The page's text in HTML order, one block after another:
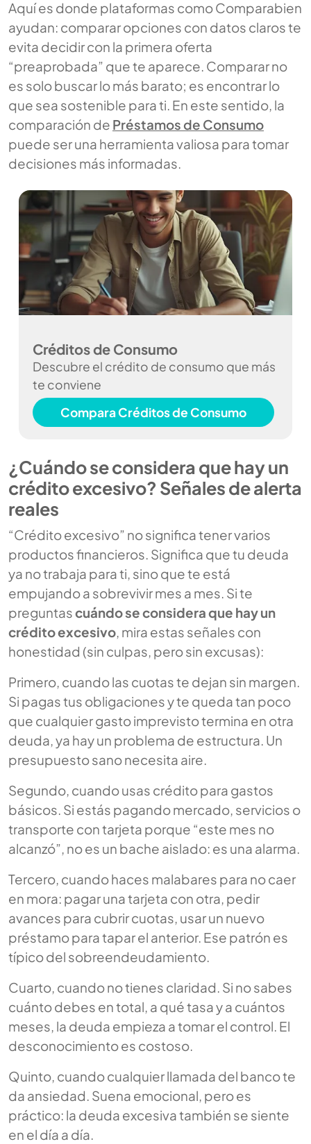
Aquí es donde plataformas como Comparabien
ayudan: comparar opciones con datos claros te
evita decidir con la primera oferta
“preaprobada” que te aparece. Comparar no
es solo buscar lo más barato; es encontrar lo
que sea sostenible para ti. En este sentido, la
comparación de Préstamos de Consumo
puede ser una herramienta valiosa para tomar
decisiones más informadas.
Créditos de Consumo
Descubre el crédito de consumo que más
te conviene
Compara Créditos de Consumo
¿Cuándo se considera que hay un
crédito excesivo? Señales de alerta
reales
“Crédito excesivo” no significa tener varios
productos financieros. Significa que tu deuda
ya no trabaja para ti, sino que te está
empujando a sobrevivir mes a mes. Si te
preguntascuándo se considera que hay un
crédito excesivo, mira estas señales con
honestidad (sin culpas, pero sin excusas):
Primero, cuando las cuotas te dejan sin margen.
Si pagas tus obligaciones y te queda tan poco
que cualquier gasto imprevisto termina en otra
deuda, ya hay un problema de estructura. Un
presupuesto sano necesita aire.
Segundo, cuando usas crédito para gastos
básicos. Si estás pagando mercado, servicios o
transporte con tarjeta porque “este mes no
alcanzó”, no es un bache aislado: es una alarma.
Tercero, cuando haces malabares para no caer
en mora: pagar una tarjeta con otra, pedir
avances para cubrir cuotas, usar un nuevo
préstamo para tapar el anterior. Ese patrón es
típico del sobreendeudamiento.
Cuarto, cuando no tienes claridad. Si no sabes
cuánto debes en total, a qué tasa y a cuántos
meses, la deuda empieza a tomar el control. El
desconocimiento es costoso.
Quinto, cuando cualquier llamada del banco te
da ansiedad. Suena emocional, pero es
práctico: la deuda excesiva también se siente
en el día a día.